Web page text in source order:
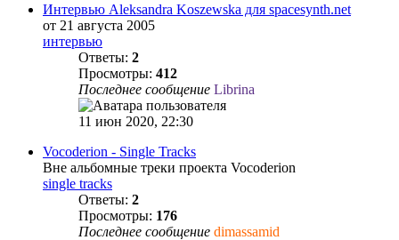
Интервью Aleksandra Koszewska для spacesynth.net
от 21 августа 2005
интервью
Ответы: 2
Просмотры: 412
Последнее сообщение Librina
11 июн 2020, 22:30
Vocoderion - Single Tracks
Вне альбомные треки проекта Vocoderion
single tracks
Ответы: 2
Просмотры: 176
Последнее сообщение dimassamid